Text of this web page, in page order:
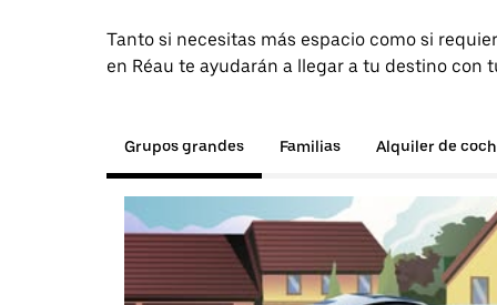
Tanto si necesitas más espacio como si
en Réau te ayudarán a llegar a tu destino con
Grupos grandes Familias Alquiler de